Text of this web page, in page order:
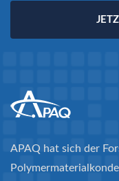
APAQ hat sich der